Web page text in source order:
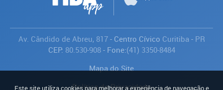
Av. Cândido de Abreu, 817- Centro Cívico Curitiba - PR
CEP: 80.530-908- Fone:(41) 3350-8484
Mapa do Site
Política de Privacidade
Este site utiliza cookies para melhorar a experiência de navegação e